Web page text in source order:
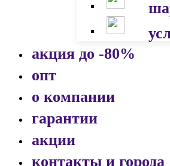
акция до -80%
опт
о компании
гарантии
акции
контакты и города